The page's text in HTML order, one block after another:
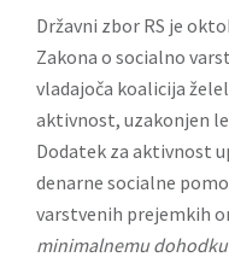
Državni zbor RS je
Zakona o socialno
vladajoča koalicija
aktivnost, uzakonjen
Dodatek za aktivnost
denarne socialne
varstvenih prejemkih
minimalnemu